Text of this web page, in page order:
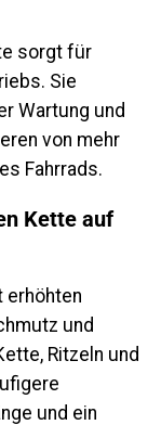
sorgt für
Sie
Wartung und
von mehr
Fahrrads.
Kette auf
erhöhten
und
Ritzeln und
und ein